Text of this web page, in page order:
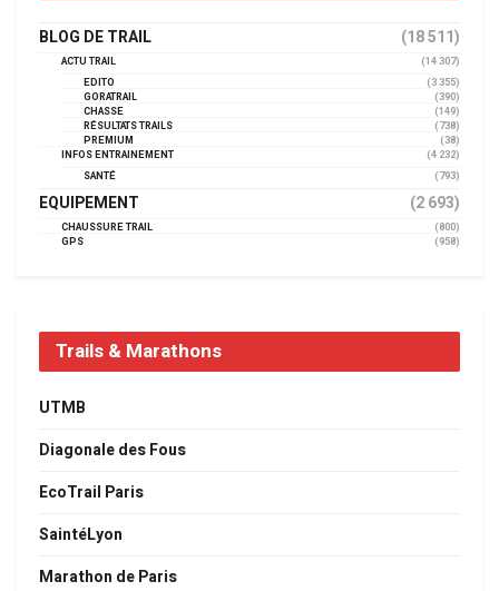
BLOG DE TRAIL (18 511)
ACTU TRAIL
(14 307)
EDITO
(3 355)
GORATRAIL
(390)
CHASSE
(149)
RÉSULTATS TRAILS
(738)
PREMIUM
(38)
INFOS ENTRAINEMENT
(4 232)
SANTÉ
(793)
EQUIPEMENT (2 693)
CHAUSSURE TRAIL
(800)
GPS
(958)
Trails & Marathons
UTMB
Diagonale des Fous
EcoTrail Paris
SaintéLyon
Marathon de Paris